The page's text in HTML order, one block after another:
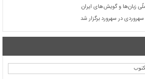
زبان‌ها و گویش‌های ایران
در سهرورد برگزار شد